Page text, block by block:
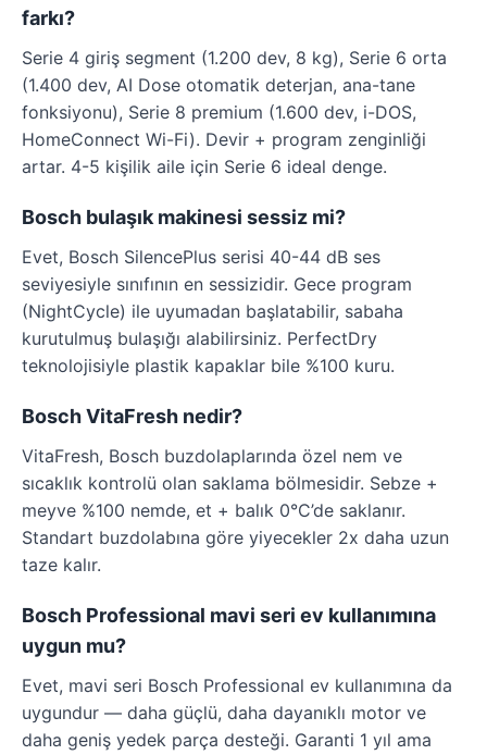
farkı?
Serie 4 giriş segment (1.200 dev, 8 kg), Serie 6 orta
(1.400 dev, AI Dose otomatik deterjan, ana-tane
fonksiyonu), Serie 8 premium (1.600 dev, i-DOS,
HomeConnect Wi-Fi). Devir + program zenginliği
artar. 4-5 kişilik aile için Serie 6 ideal denge.
Bosch bulaşık makinesi sessiz mi?
Evet, Bosch SilencePlus serisi 40-44 dB ses
seviyesiyle sınıfının en sessizidir. Gece program
(NightCycle) ile uyumadan başlatabilir, sabaha
kurutulmuş bulaşığı alabilirsiniz. PerfectDry
teknolojisiyle plastik kapaklar bile %100 kuru.
Bosch VitaFresh nedir?
VitaFresh, Bosch buzdolaplarında özel nem ve
sıcaklık kontrolü olan saklama bölmesidir. Sebze +
meyve %100 nemde, et + balık 0°C’de saklanır.
Standart buzdolabına göre yiyecekler 2x daha uzun
taze kalır.
Bosch Professional mavi seri ev kullanımına
uygun mu?
Evet, mavi seri Bosch Professional ev kullanımına da
uygundur — daha güçlü, daha dayanıklı motor ve
daha geniş yedek parça desteği. Garanti 1 yıl ama